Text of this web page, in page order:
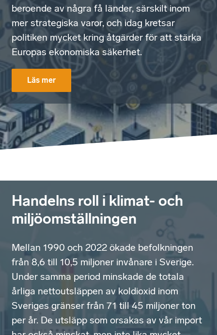
beroende av några få länder, särskilt inom
mer strategiska varor, och idag kretsar
politiken mycket kring åtgärder för att stärka
Europas ekonomiska säkerhet.
Läs mer
Handelns roll i klimat- och
miljöomställningen
Mellan 1990 och 2022 ökade befolkningen
från 8,6 till 10,5 miljoner invånare i Sverige.
Under samma period minskade de totala
årliga nettoutsläppen av koldioxid inom
Sveriges gränser från 71 till 45 miljoner ton
per år. De utsläpp som orsakas av vår import